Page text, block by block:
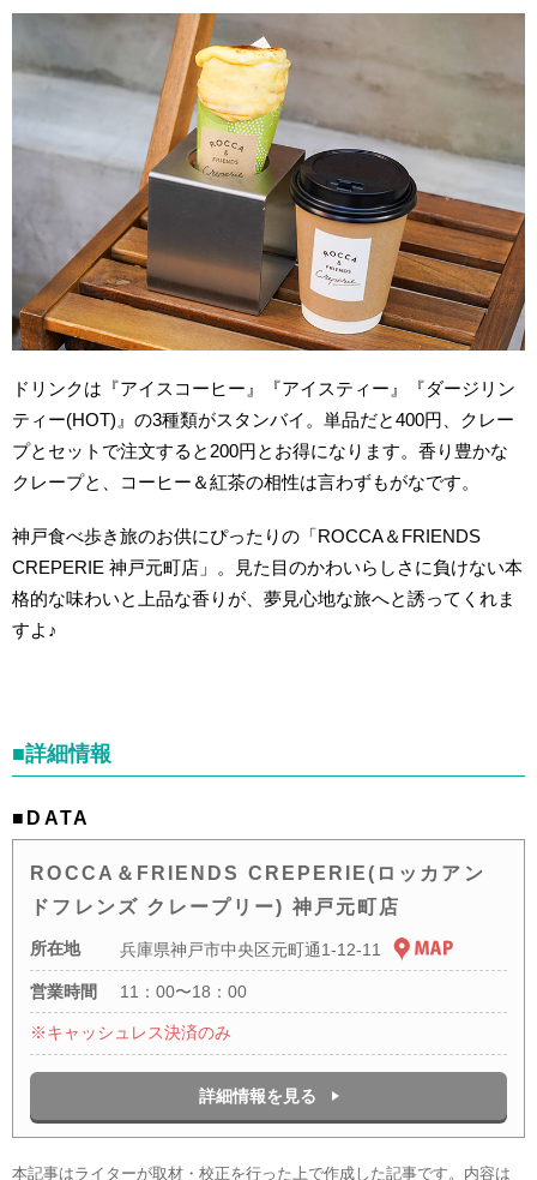
ドリンクは『アイスコーヒー』『アイスティー』『ダージリン
ティー(HOT)』の3種類がスタンバイ。単品だと400円、クレー
プとセットで注文すると200円とお得になります。香り豊かな
クレープと、コーヒー＆紅茶の相性は言わずもがなです。
神戸食べ歩き旅のお供にぴったりの「ROCCA＆FRIENDS
CREPERIE 神戸元町店」。見た目のかわいらしさに負けない本
格的な味わいと上品な香りが、夢見心地な旅へと誘ってくれま
すよ♪
■詳細情報
■DATA
ROCCA＆FRIENDS CREPERIE(ロッカアン
ドフレンズ クレープリー) 神戸元町店
所在地 兵庫県神戸市中央区元町通1-12-11
営業時間 11：00〜18：00
※キャッシュレス決済のみ
詳細情報を見る
本記事はライターが取材・校正を行った上で作成した記事です。内容は